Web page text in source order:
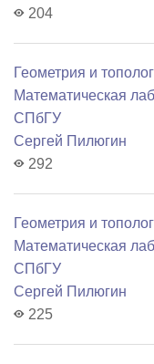
204
Геометрия и
Математичеcкая
СПбГУ
Сергей Пилюгин
292
Геометрия и
Математичеcкая
СПбГУ
Сергей Пилюгин
225